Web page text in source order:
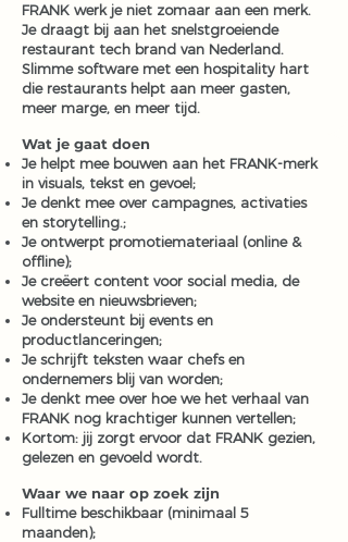
FRANK werk je niet zomaar aan een merk.
Je draagt bij aan het snelstgroeiende
restaurant tech brand van Nederland.
Slimme software met een hospitality hart
die restaurants helpt aan meer gasten,
meer marge, en meer tijd.
Wat je gaat doen
Je helpt mee bouwen aan het FRANK-merk
in visuals, tekst en gevoel;
Je denkt mee over campagnes, activaties
en storytelling.;
Je ontwerpt promotiemateriaal (online &
offline);
Je creëert content voor social media, de
website en nieuwsbrieven;
Je ondersteunt bij events en
productlanceringen;
Je schrijft teksten waar chefs en
ondernemers blij van worden;
Je denkt mee over hoe we het verhaal van
FRANK nog krachtiger kunnen vertellen;
Kortom: jij zorgt ervoor dat FRANK gezien,
gelezen en gevoeld wordt.
Waar we naar op zoek zijn
Fulltime beschikbaar (minimaal 5
maanden);